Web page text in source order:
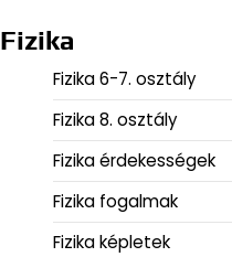
Fizika
Fizika 6-7. osztály
Fizika 8. osztály
Fizika érdekességek
Fizika fogalmak
Fizika képletek